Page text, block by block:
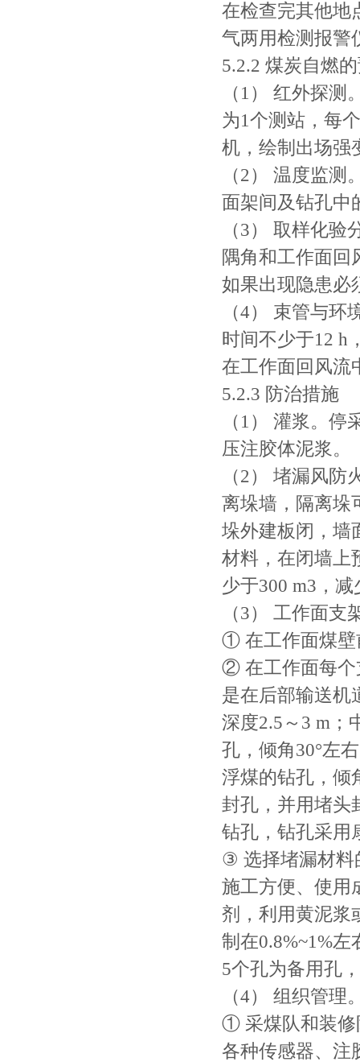
在检查完其他地
气两用检测报警
5.2.2 煤炭自燃
（1） 红外探
为1个测站，每
机，绘制出场强
（2） 温度监
面架间及钻孔中
（3） 取样化
隅角和工作面回
如果出现隐患必
（4） 束管与
时间不少于12 h
在工作面回风流
5.2.3 防治措施
（1） 灌浆。
压注胶体泥浆。
（2） 堵漏风
离垛墙，隔离垛
垛外建板闭，墙
材料，在闭墙上
少于300 m3，
（3） 工作面
① 在工作面煤壁
② 在工作面每个
是在后部输送机
深度2.5～3 m；
孔，倾角30°左
浮煤的钻孔，倾
封孔，并用堵头
钻孔，钻孔采用
③ 选择堵漏材料
施工方便、使用
剂，利用黄泥浆
制在0.8%~1%
5个孔为备用孔
（4） 组织管理
① 采煤队和装修
各种传感器、注